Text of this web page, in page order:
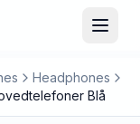
Headphones
Blå